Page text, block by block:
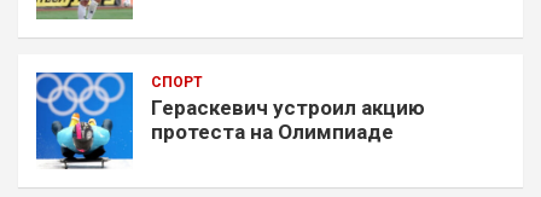
СПОРТ
Гераскевич устроил акцию
протеста на Олимпиаде